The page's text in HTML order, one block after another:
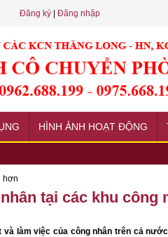
Đăng ký Đăng nhập
HÌNH ẢNH HOẠT ĐỘNG
hơn
tại các khu công
và làm việc của công nhân trên cả